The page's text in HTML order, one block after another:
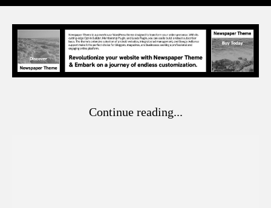
Continue reading...